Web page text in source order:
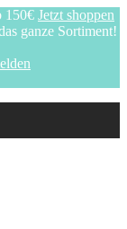
150€ Jetzt shoppen
ganze Sortiment!